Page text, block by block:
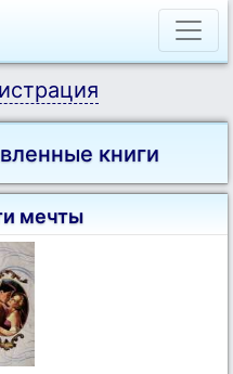
книги
мечты